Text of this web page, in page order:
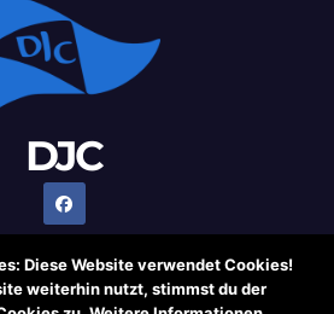
DJC
Diese Website verwendet Cookies!
weiterhin nutzt, stimmst du der